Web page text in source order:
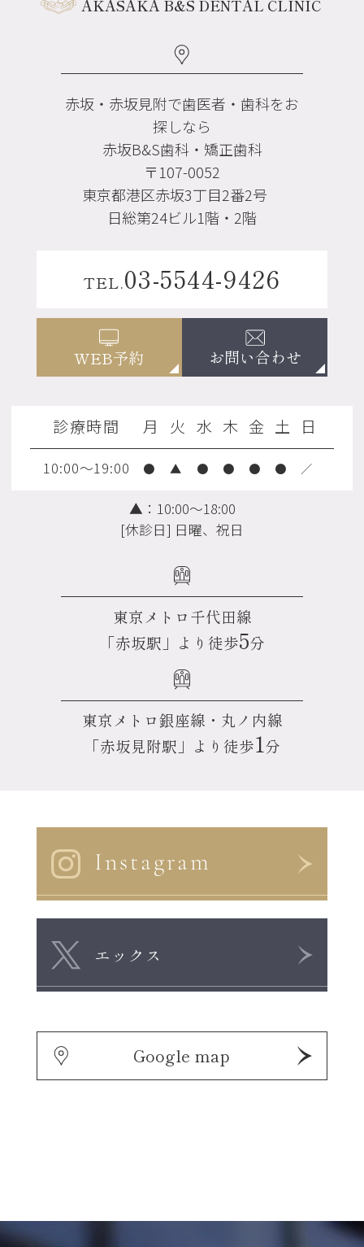
AKASAKA B&S DENTAL CLINIC
赤坂・赤坂見附で歯医者・歯科をお
探しなら
赤坂B&S歯科・矯正歯科
〒107-0052
東京都港区赤坂3丁目2番2号
日総第24ビル1階・2階
TEL. 03-5544-9426
WEB予約 お問い合わせ
診療時間 月 火 水 木 金 土 日
10:00～19:00 ● ▲ ● ● ● ● ／
▲：10:00～18:00
[休診日] 日曜、祝日
東京メトロ千代田線
「赤坂駅」より徒歩5分
東京メトロ銀座線・丸ノ内線
「赤坂見附駅」より徒歩1 分
Instagram
エックス
Google map